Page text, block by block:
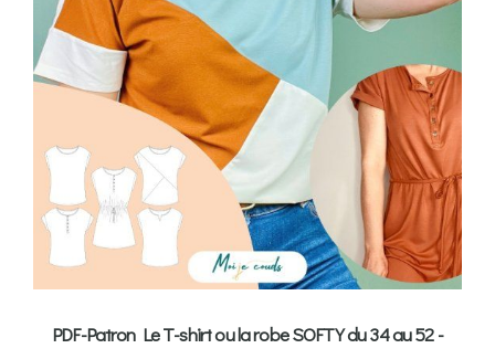
PDF-Patron Le T-shirt ou la robe SOFTY du 34 au 52 -